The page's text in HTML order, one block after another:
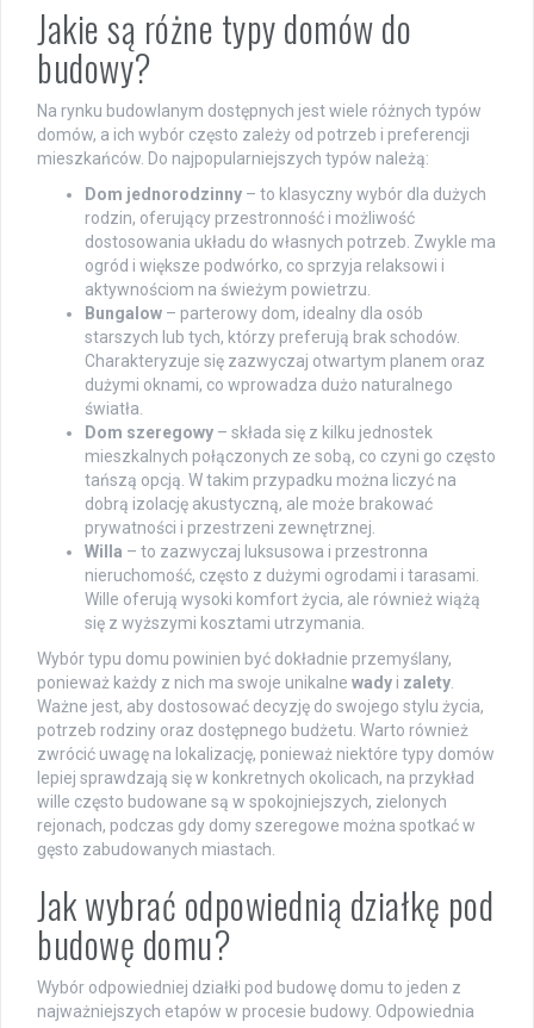
Jakie są różne typy domów do
budowy?
Na rynku budowlanym dostępnych jest wiele różnych typów
domów, a ich wybór często zależy od potrzeb i preferencji
mieszkańców. Do najpopularniejszych typów należą:
Dom jednorodzinny – to klasyczny wybór dla dużych
rodzin, oferujący przestronność i możliwość
dostosowania układu do własnych potrzeb. Zwykle ma
ogród i większe podwórko, co sprzyja relaksowi i
aktywnościom na świeżym powietrzu.
Bungalow – parterowy dom, idealny dla osób
starszych lub tych, którzy preferują brak schodów.
Charakteryzuje się zazwyczaj otwartym planem oraz
dużymi oknami, co wprowadza dużo naturalnego
światła.
Dom szeregowy – składa się z kilku jednostek
mieszkalnych połączonych ze sobą, co czyni go często
tańszą opcją. W takim przypadku można liczyć na
dobrą izolację akustyczną, ale może brakować
prywatności i przestrzeni zewnętrznej.
Willa – to zazwyczaj luksusowa i przestronna
nieruchomość, często z dużymi ogrodami i tarasami.
Wille oferują wysoki komfort życia, ale również wiążą
się z wyższymi kosztami utrzymania.
Wybór typu domu powinien być dokładnie przemyślany,
ponieważ każdy z nich ma swoje unikalne wady i zalety
Ważne jest, aby dostosować decyzję do swojego stylu życia,
potrzeb rodziny oraz dostępnego budżetu. Warto również
zwrócić uwagę na lokalizację, ponieważ niektóre typy domów
lepiej sprawdzają się w konkretnych okolicach, na przykład
wille często budowane są w spokojniejszych, zielonych
rejonach, podczas gdy domy szeregowe można spotkać w
gęsto zabudowanych miastach.
Jak wybrać odpowiednią działkę pod
budowę domu?
Wybór odpowiedniej działki pod budowę domu to jeden z
najważniejszych etapów w procesie budowy. Odpowiednia